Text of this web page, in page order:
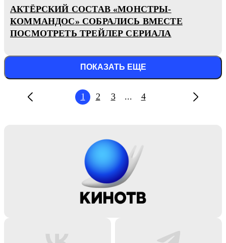
АКТЁРСКИЙ СОСТАВ «МОНСТРЫ-
КОММАНДОС» СОБРАЛИСЬ ВМЕСТЕ
ПОСМОТРЕТЬ ТРЕЙЛЕР СЕРИАЛА
ПОКАЗАТЬ ЕЩЕ
1 2 3 ... 4